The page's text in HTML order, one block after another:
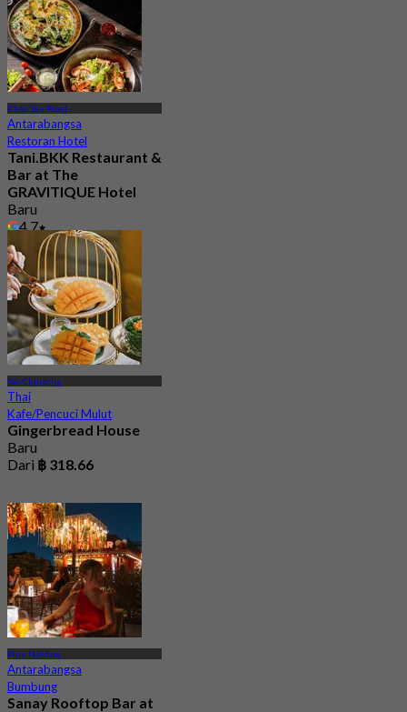
Khao San Road
Antarabangsa
Restoran Hotel
Tani.BKK Restaurant &
Bar at The
GRAVITIQUE Hotel
Baru
4.7
Dari
฿ 530
Sao Chingcha
Thai
Kafe/Pencuci Mulut
Gingerbread House
Baru
Dari ฿ 318.66
Phra Nakhon
Antarabangsa
Bumbung
Sanay Rooftop Bar at